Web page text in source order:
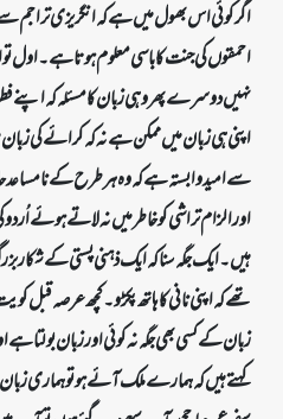
اگر کوئی اس بھول میں ہے کہ انگریزی تراجم
احمقوں کی جنت کا باسی معلوم ہوتا ہے۔ اول تو
نہیں دوسرے پھر وہی زبان کا مسئلہ کہ
اپنی ہی زبان میں ممکن ہے نہ کہ کرائے کی
سے امید وابستہ ہے کہ وہ ہر طرح کے نامساعد
اور الزام تراشی کو خاطر میں نہ لاتے ہوئے
ہیں۔ ایک جگہ سنا کہ ایک ذہنی پستی کے شکار
تھے کہ اپنی نانی کا ہاتھ پکڑو۔ کچھ عرصہ قبل
زبان کے کسی بھی جگہ نہ کوئی اور زبان بولتا
کہتے ہیں کہ ہمارے ملک آئے ہو تو ہماری زبان